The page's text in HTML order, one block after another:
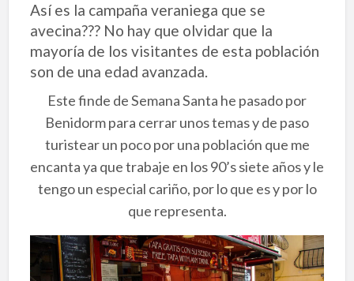
Así es la campaña veraniega que se
avecina??? No hay que olvidar que la
mayoría de los visitantes de esta población
son de una edad avanzada.
Este finde de Semana Santa he pasado por
Benidorm para cerrar unos temas y de paso
turistear un poco por una población que me
encanta ya que trabaje en los 90’s siete años y le
tengo un especial cariño, por lo que es y por lo
que representa.